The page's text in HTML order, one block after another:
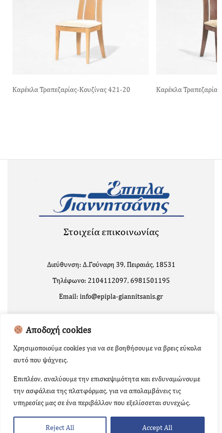
Αποδοχή cookies
Χρησιμοποιούμε cookies για να σε βοηθήσουμε να βρεις εύκολα
αυτό που ψάχνεις.
Επιπλέον, αναλύουμε την επισκεψιμότητα και ενδυναμώνουμε
την ασφάλεια της πλατφόρμας, για να απολαμβάνεις τις
υπηρεσίες μας σε ένα περιβάλλον που εξελίσσεται συνεχώς.
Reject All Accept All
Καρέκλα Τραπεζαρίας-Κουζίνας 421-20 Καρέκλα
Στοιχεία επικοινωνίας
Διεύθυνση: Δ.Γούναρη 39, Πειραιάς, 18531
Τηλέφωνο: 2104112097, 6981501195
Email: info@epipla-giannitsanis.gr
Copyright 2024 | Powered by Κατασκευή Ιστοσελίδων
RisePlan.gr